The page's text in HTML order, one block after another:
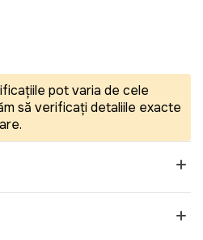
pot varia de cele
să verificați detaliile exacte